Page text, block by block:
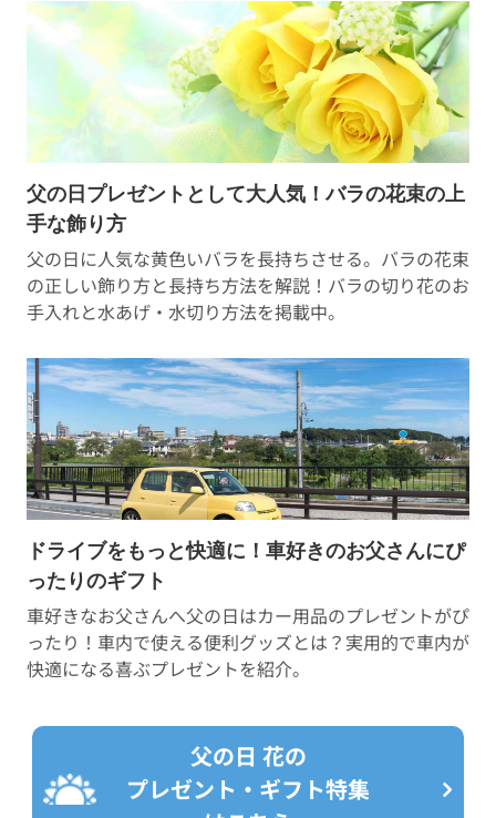
父の日プレゼントとして大人気！バラの花束の上
手な飾り方
父の日に人気な黄色いバラを長持ちさせる。バラの花束
の正しい飾り方と長持ち方法を解説！バラの切り花のお
手入れと水あげ・水切り方法を掲載中。
ドライブをもっと快適に！車好きのお父さんにぴ
ったりのギフト
車好きなお父さんへ父の日はカー用品のプレゼントがぴ
ったり！車内で使える便利グッズとは？実用的で車内が
快適になる喜ぶプレゼントを紹介。
父の日 花の
プレゼント・ギフト特集